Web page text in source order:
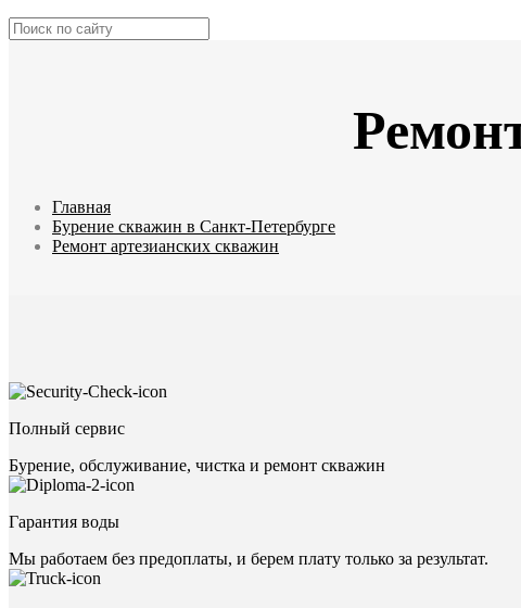
Главная
Бурение скважин в Санкт-Петербурге
Ремонт артезианских скважин
Полный сервис
Бурение, обслуживание, чистка и ремонт скважин
Гарантия воды
Мы работаем без предоплаты, и берем плату только за результат.